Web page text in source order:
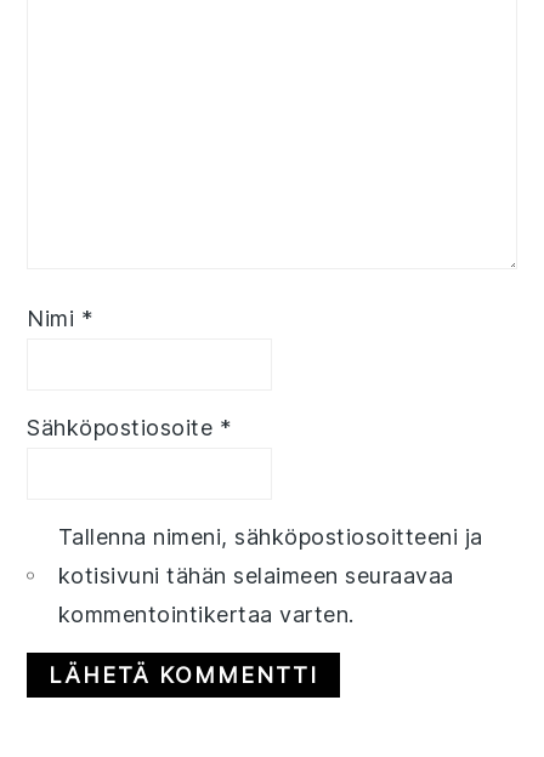
Nimi *
Sähköpostiosoite *
Tallenna nimeni, sähköpostiosoitteeni ja
kotisivuni tähän selaimeen seuraavaa
kommentointikertaa varten.